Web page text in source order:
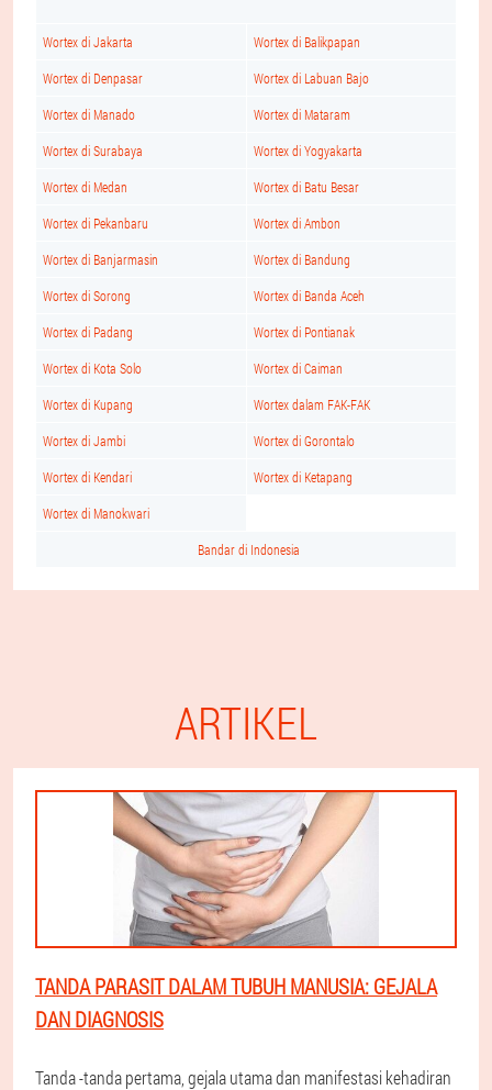
Wortex di Jakarta Wortex di Balikpapan
Wortex di Denpasar Wortex di Labuan Bajo
Wortex di Manado Wortex di Mataram
Wortex di Surabaya Wortex di Yogyakarta
Wortex di Medan Wortex di Batu Besar
Wortex di Pekanbaru Wortex di Ambon
Wortex di Banjarmasin Wortex di Bandung
Wortex di Sorong Wortex di Banda Aceh
Wortex di Padang Wortex di Pontianak
Wortex di Kota Solo Wortex di Caiman
Wortex di Kupang Wortex dalam FAK-FAK
Wortex di Jambi Wortex di Gorontalo
Wortex di Kendari Wortex di Ketapang
Wortex di Manokwari
Bandar di Indonesia
ARTIKEL
TANDA PARASIT DALAM TUBUH MANUSIA: GEJALA
DAN DIAGNOSIS
Tanda -tanda pertama, gejala utama dan manifestasi kehadiran